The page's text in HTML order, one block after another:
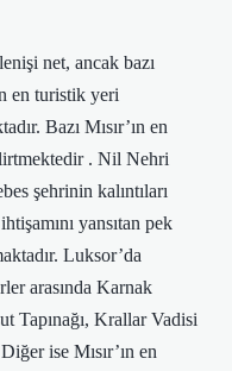
net, ancak bazı
en turistik yeri
Bazı Mısır’ın en
. Nil Nehri
şehrinin kalıntıları
yansıtan pek
Luksor’da
arasında Karnak
Tapınağı, Krallar Vadisi
ise Mısır’ın en